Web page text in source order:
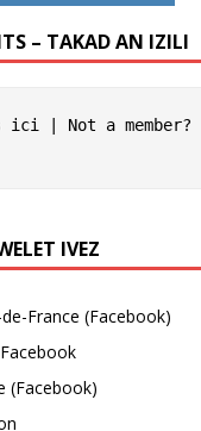
– TAKAD AN IZILI
ici | Not a member?
IVEZ
France (Facebook)
(Facebook)